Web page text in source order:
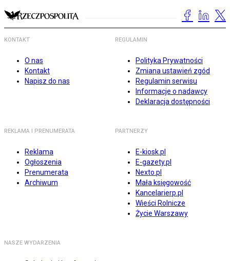
KONTAKT
O nas
Kontakt
Napisz do nas
REGULAMIN
Polityka Prywatności
Zmiana ustawień zgód
Regulamin serwisu
Informacje o nadawcy
Deklaracja dostępności
REKLAMA I PRENUMERATA
Reklama
Ogłoszenia
Prenumerata
Archiwum
PARTNERZY
E-kiosk.pl
E-gazety.pl
Nexto.pl
Mała księgowość
Kancelarierp.pl
Wieści Rolnicze
Życie Warszawy
NASZE WYDARZENIA